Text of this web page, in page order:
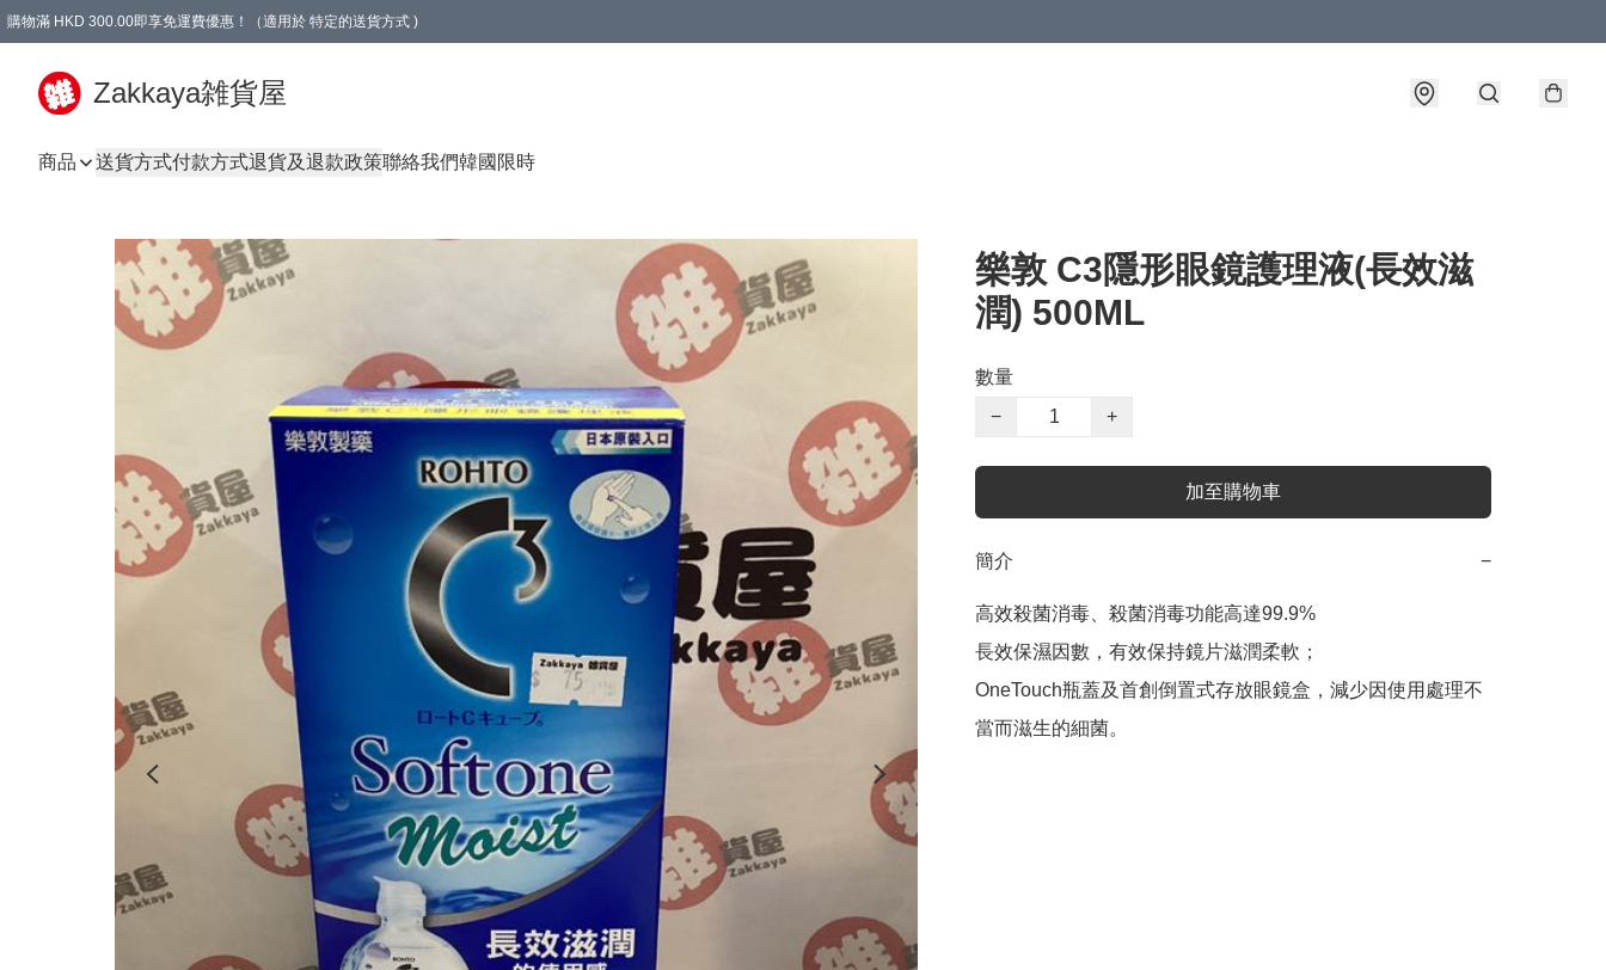
購物滿 HKD 300.00即享免運費優惠！（適用於 特定的送貨方式 )
Zakkaya雑貨屋
商品 送貨方式付款方式退貨及退款政策聯絡我們韓國限時
樂敦 C3隱形眼鏡護理液(長效滋
潤) 500ML
數量
−
+
加至購物車
簡介 −
高效殺菌消毒、殺菌消毒功能高達99.9%
長效保濕因數，有效保持鏡片滋潤柔軟；
OneTouch瓶蓋及首創倒置式存放眼鏡盒，減少因使用處理不
當而滋生的細菌。